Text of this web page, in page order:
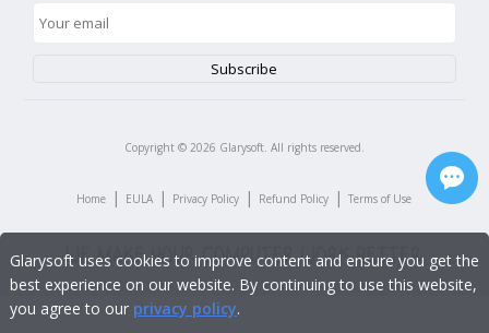
Copyright © 2026 Glarysoft. All rights reserved.
Home | EULA | Privacy Policy | Refund Policy | Terms of Use
Glarysoft uses cookies to improve content and ensure you get the
best experience on our website. By continuing to use this website,
you agree to our privacy policy.